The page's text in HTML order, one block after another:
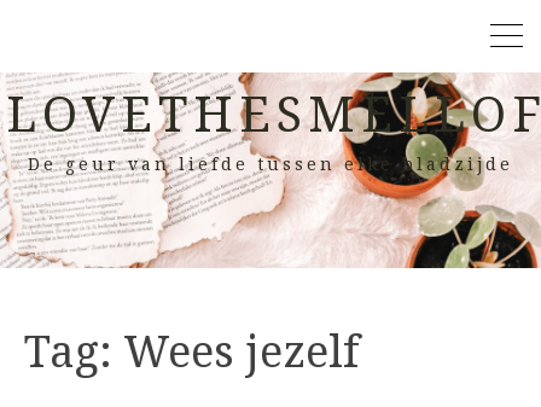
De geur van liefde tussen elke bladzijde
Tag: Wees jezelf